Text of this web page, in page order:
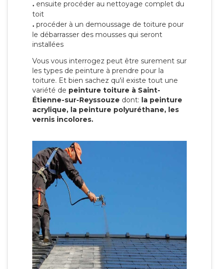
. ensuite procéder au nettoyage complet du
toit
. procéder à un demoussage de toiture pour
le débarrasser des mousses qui seront
installées
Vous vous interrogez peut être surement sur
les types de peinture à prendre pour la
toiture. Et bien sachez qu'il existe tout une
variété de peinture toiture à Saint-
Étienne-sur-Reyssouze dont: la peinture
acrylique, la peinture polyuréthane, les
vernis incolores.